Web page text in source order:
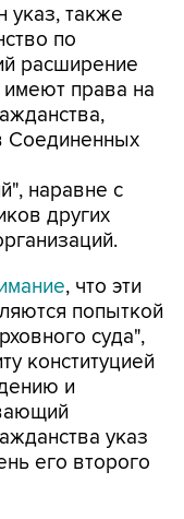
указ, также
по
расширение
права на
Соединенных
наравне с
других
, что эти
попыткой
суда",
конституцией
и
указ
его второго